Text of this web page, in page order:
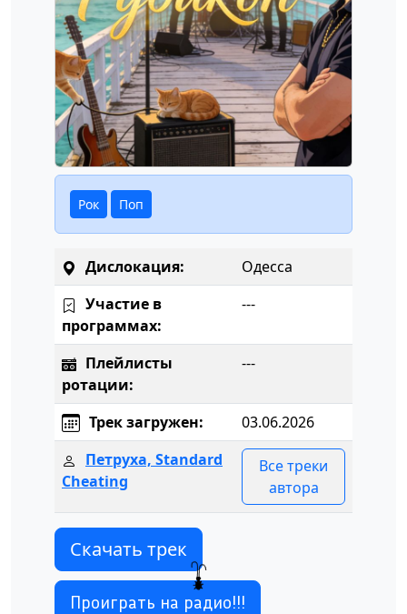
Рок Поп
Дислокация:
Одесса
Участие в
программах:
---
Плейлисты
ротации:
---
Трек загружен:
03.06.2026
Петруха, Standard
Cheating
Все треки
автора
Скачать трек
Проиграть на радио!!!